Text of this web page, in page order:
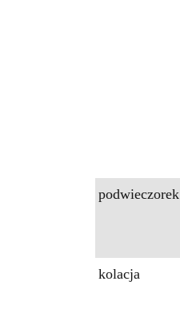
podwieczorek
kolacja